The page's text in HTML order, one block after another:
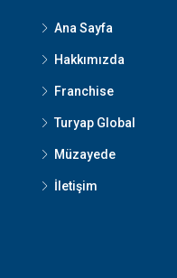
Ana Sayfa
Hakkımızda
Franchise
Turyap Global
Müzayede
İletişim